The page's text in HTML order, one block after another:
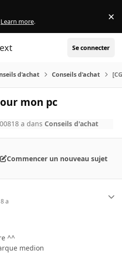
Learn more. ×
Se connecter
d'achat Conseils d'achat
mon pc
18 a dans Conseils d'achat
Commencer un nouveau sujet
a
^^
medion